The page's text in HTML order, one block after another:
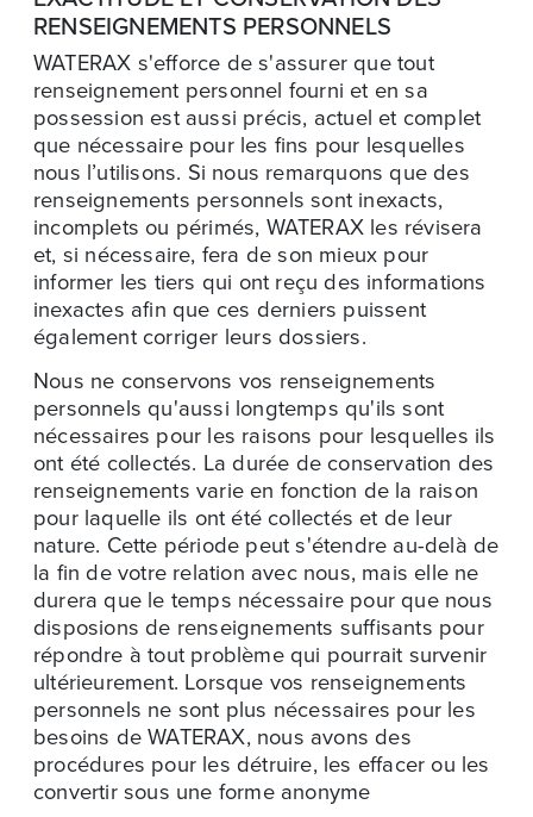
RENSEIGNEMENTS PERSONNELS
WATERAX s'efforce de s'assurer que tout
renseignement personnel fourni et en sa
possession est aussi précis, actuel et complet
que nécessaire pour les fins pour lesquelles
nous l’utilisons. Si nous remarquons que des
renseignements personnels sont inexacts,
incomplets ou périmés, WATERAX les révisera
et, si nécessaire, fera de son mieux pour
informer les tiers qui ont reçu des informations
inexactes afin que ces derniers puissent
également corriger leurs dossiers.
Nous ne conservons vos renseignements
personnels qu'aussi longtemps qu'ils sont
nécessaires pour les raisons pour lesquelles ils
ont été collectés. La durée de conservation des
renseignements varie en fonction de la raison
pour laquelle ils ont été collectés et de leur
nature. Cette période peut s'étendre au-delà de
la fin de votre relation avec nous, mais elle ne
durera que le temps nécessaire pour que nous
disposions de renseignements suffisants pour
répondre à tout problème qui pourrait survenir
ultérieurement. Lorsque vos renseignements
personnels ne sont plus nécessaires pour les
besoins de WATERAX, nous avons des
procédures pour les détruire, les effacer ou les
convertir sous une forme anonyme